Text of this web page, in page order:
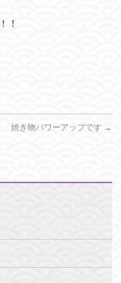
！
焼き物パワーアップです →